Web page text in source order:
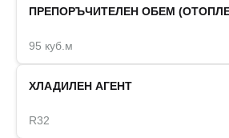
ПРЕПОРЪЧИТЕЛЕН ОБЕМ
95 куб.м
ХЛАДИЛЕН АГЕНТ
R32